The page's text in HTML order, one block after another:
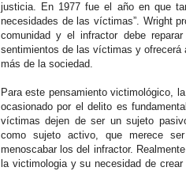
justicia. En 1977 fue el año en que
necesidades de las víctimas”. Wright
comunidad y el infractor debe
sentimientos de las víctimas y ofrecerá
más de la sociedad.
Para este pensamiento victimológico,
ocasionado por el delito es
víctimas dejen de ser un sujeto
como sujeto activo, que merece
menoscabar los del infractor.
la victimologia y su necesidad de